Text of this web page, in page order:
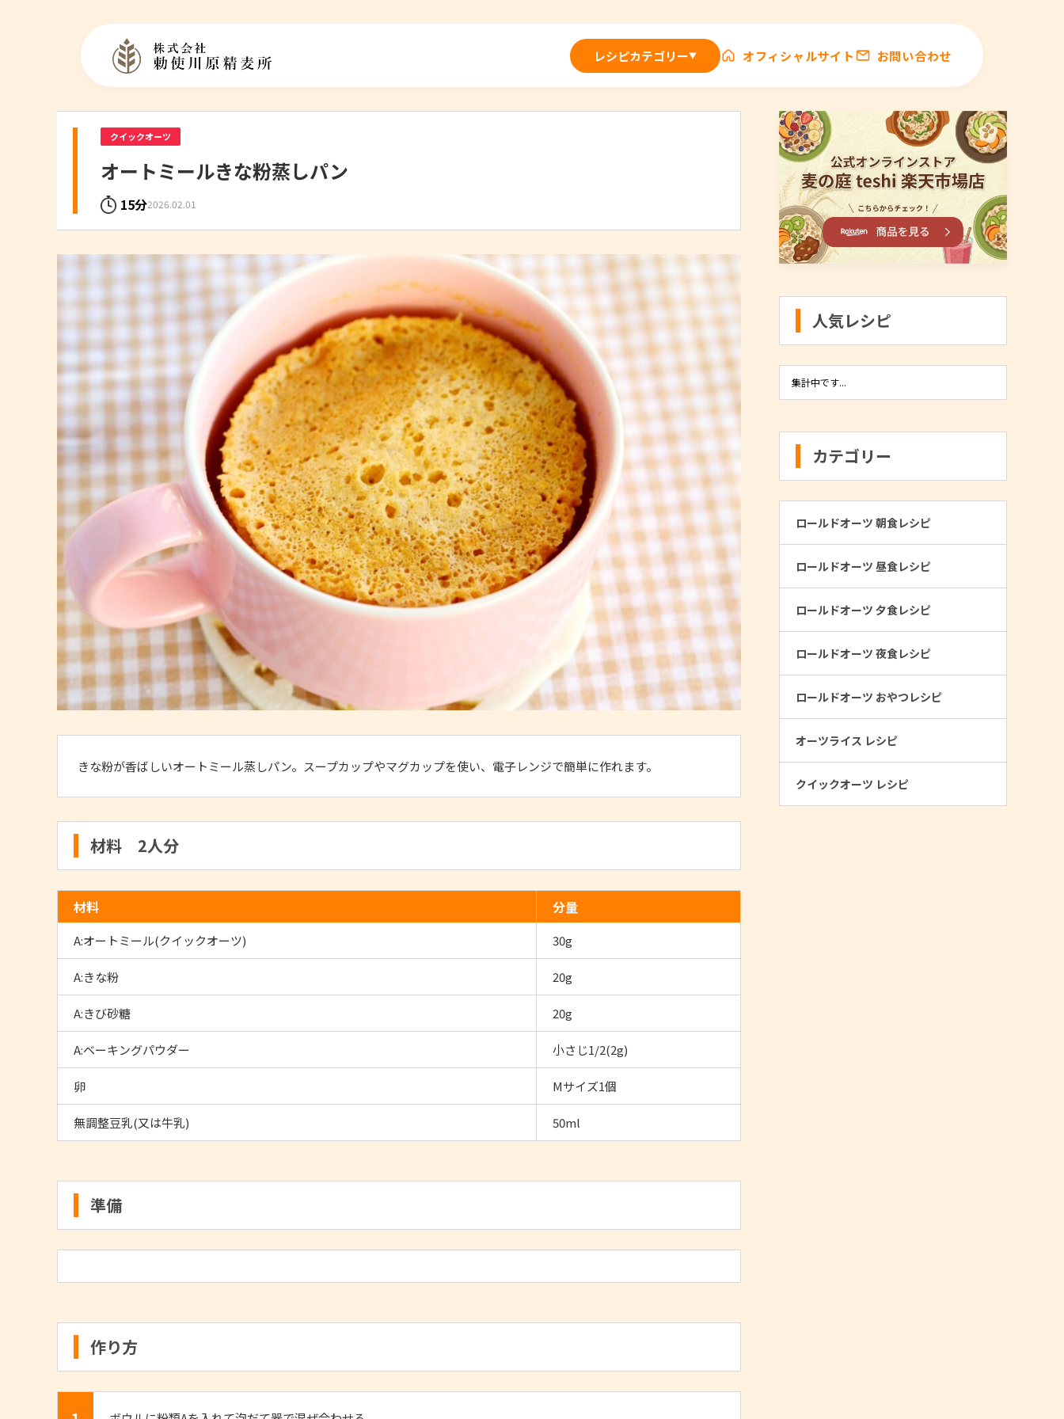
レシピカテゴリー▼ オフィシャルサイト お問い合わせ
クイックオーツ
オートミールきな粉蒸しパン
15分2026.02.01
きな粉が香ばしいオートミール蒸しパン。スープカップやマグカップを使い、電子レンジで簡単に作れます。
材料 2人分
材料 分量
A:オートミール(クイックオーツ) 30g
A:きな粉 20g
A:きび砂糖 20g
A:ベーキングパウダー 小さじ1/2(2g)
卵 Mサイズ1個
無調整豆乳(又は牛乳) 50ml
準備
作り方
人気レシピ
集計中です...
カテゴリー
ロールドオーツ 朝食レシピ
ロールドオーツ 昼食レシピ
ロールドオーツ 夕食レシピ
ロールドオーツ 夜食レシピ
ロールドオーツ おやつレシピ
オーツライス レシピ
クイックオーツ レシピ